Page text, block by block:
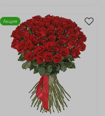
Акция